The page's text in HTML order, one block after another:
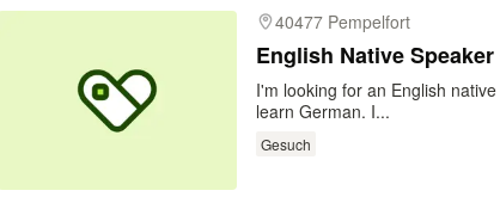
40477 Pempelfort
English Native
I'm looking for an English
learn German. I...
Gesuch